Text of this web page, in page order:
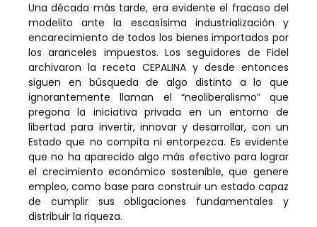
Una década más tarde, era evidente el fracaso del
modelito ante la escasísima industrialización y
encarecimiento de todos los bienes importados por
los aranceles impuestos. Los seguidores de Fidel
archivaron la receta CEPALINA y desde entonces
siguen en búsqueda de algo distinto a lo que
ignorantemente llaman el “neoliberalismo” que
pregona la iniciativa privada en un entorno de
libertad para invertir, innovar y desarrollar, con un
Estado que no compita ni entorpezca. Es evidente
que no ha aparecido algo más efectivo para lograr
el crecimiento económico sostenible, que genere
empleo, como base para construir un estado capaz
de cumplir sus obligaciones fundamentales y
distribuir la riqueza.